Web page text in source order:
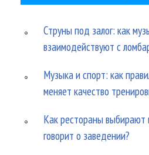
Струны под залог: как
взаимодействуют с
Музыка и спорт: как
меняет качество
Как рестораны выбирают
говорит о заведении?